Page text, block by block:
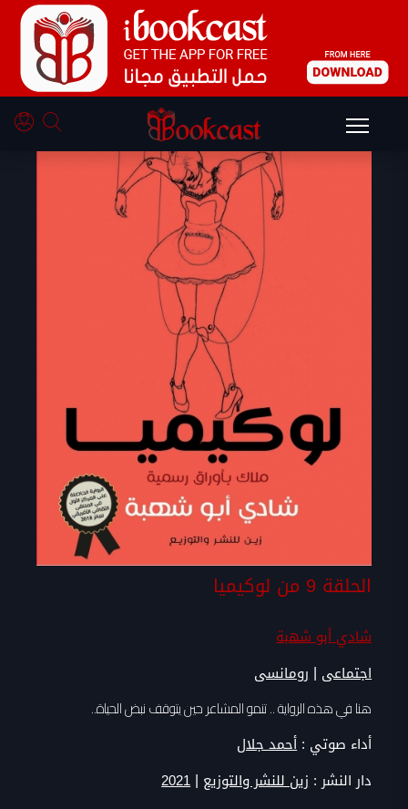
الحلقة 9 من لوكيميا
شادي أبو شهبة
اجتماعى |رومانسى
هنا في هذه الرواية .. تنمو المشاعر حين يتوقف نبض الحياة..
أداء صوتي :أحمد جلال
دار النشر :زين للنشر والتوزيع |
2021